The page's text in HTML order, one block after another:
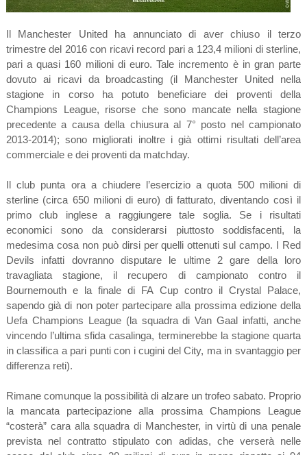
Il Manchester United ha annunciato di aver chiuso il terzo
trimestre del 2016 con ricavi record pari a 123,4 milioni di sterline,
pari a quasi 160 milioni di euro. Tale incremento è in gran parte
dovuto ai ricavi da broadcasting (il Manchester United nella
stagione in corso ha potuto beneficiare dei proventi della
Champions League, risorse che sono mancate nella stagione
precedente a causa della chiusura al 7° posto nel campionato
2013-2014); sono migliorati inoltre i già ottimi risultati dell’area
commerciale e dei proventi da matchday.
Il club punta ora a chiudere l’esercizio a quota 500 milioni di
sterline (circa 650 milioni di euro) di fatturato, diventando così il
primo club inglese a raggiungere tale soglia. Se i risultati
economici sono da considerarsi piuttosto soddisfacenti, la
medesima cosa non può dirsi per quelli ottenuti sul campo. I Red
Devils infatti dovranno disputare le ultime 2 gare della loro
travagliata stagione, il recupero di campionato contro il
Bournemouth e la finale di FA Cup contro il Crystal Palace,
sapendo già di non poter partecipare alla prossima edizione della
Uefa Champions League (la squadra di Van Gaal infatti, anche
vincendo l’ultima sfida casalinga, terminerebbe la stagione quarta
in classifica a pari punti con i cugini del City, ma in svantaggio per
differenza reti).
Rimane comunque la possibilità di alzare un trofeo sabato. Proprio
la mancata partecipazione alla prossima Champions League
“costerà” cara alla squadra di Manchester, in virtù di una penale
prevista nel contratto stipulato con adidas, che verserà nelle